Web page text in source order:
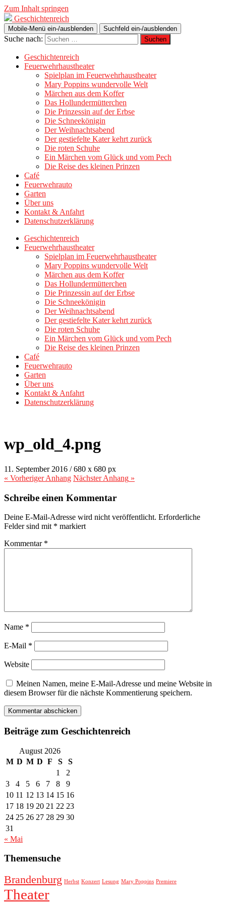
Zum Inhalt springen
Geschichtenreich
Mobile-Menü ein-/ausblenden Suchfeld ein-/ausblenden
Suche nach:
Geschichtenreich
Feuerwehrhaustheater
Spielplan im Feuerwehrhaustheater
Mary Poppins wundervolle Welt
Märchen aus dem Koffer
Das Hollundermütterchen
Die Prinzessin auf der Erbse
Die Schneekönigin
Der Weihnachtsabend
Der gestiefelte Kater kehrt zurück
Die roten Schuhe
Ein Märchen vom Glück und vom Pech
Die Reise des kleinen Prinzen
Café
Feuerwehrauto
Garten
Über uns
Kontakt & Anfahrt
Datenschutzerklärung
Geschichtenreich
Feuerwehrhaustheater
Spielplan im Feuerwehrhaustheater
Mary Poppins wundervolle Welt
Märchen aus dem Koffer
Das Hollundermütterchen
Die Prinzessin auf der Erbse
Die Schneekönigin
Der Weihnachtsabend
Der gestiefelte Kater kehrt zurück
Die roten Schuhe
Ein Märchen vom Glück und vom Pech
Die Reise des kleinen Prinzen
Café
Feuerwehrauto
Garten
Über uns
Kontakt & Anfahrt
Datenschutzerklärung
wp_old_4.png
11. September 2016 /680 x 680 px
« VorherigerAnhang NächsterAnhang »
Schreibe einen Kommentar
Deine E-Mail-Adresse wird nicht veröffentlicht. Erforderliche
Felder sind mit * markiert
Kommentar *
Name *
E-Mail *
Website
Meinen Namen, meine E-Mail-Adresse und meine Website in
diesem Browser für die nächste Kommentierung speichern.
Beiträge zum Geschichtenreich
August 2026
M D M D F S
S
1
2
3
4 5 6 7 8
9
10 11 12 13 14 15 16
17 18 19 20 21 22 23
24 25 26 27 28 29 30
31
« Mai
Themensuche
Brandenburg Herbst Konzert Lesung Mary Poppins Premiere
Theater